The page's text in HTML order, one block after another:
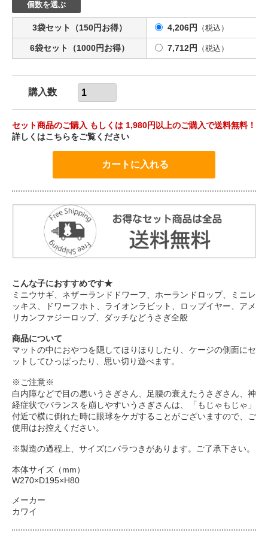
個数を選ぶ
3袋セット（150円お得） 4,206円 （税込）
6袋セット（1000円お得） 7,712円 （税込）
購入数
セット商品のご購入 もしくは 1,980円以上のご購入で送料無料！
詳しくはこちらをご覧ください
こんな子におすすめです★
ミニウサギ、ネザーランドドワーフ、ホーランドロップ、ミニレ
ッキス、ドワーフホト、ライオンラビット、ロップイヤー、アメ
リカンファジーロップ、ダッチなどうさぎ全般
商品について
マットの中におやつを隠してほりほりしたり、ケージの側面にセ
ットしてひっぱったり、思い切り遊べます。
※ご注意※
白内障などで目の悪いうさぎさん、足腰の衰えたうさぎさん、神
経症状でバランスを崩しやすいうさぎさんは、「もじゃもじゃ」
付近で横に倒れた時に眼球をケガすることがございますので、ご
使用はお控えください。
※製造の過程上、サイズにバラつきがあります。ご了承下さい。
本体サイズ（mm）
W270×D195×H80
メーカー
カワイ